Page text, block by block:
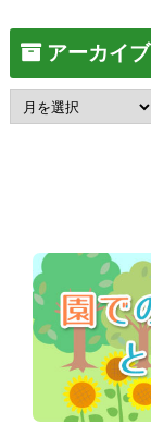
アーカイブ